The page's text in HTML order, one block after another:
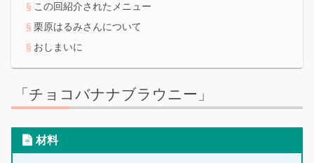
この回紹介されたメニュー
栗原はるみさんについて
おしまいに
「チョコバナナブラウニー」
材料